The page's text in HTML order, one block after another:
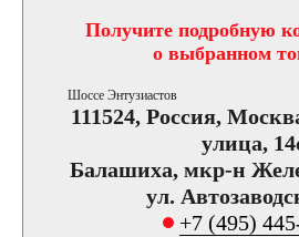
Получите подробную
о выбранном
Шоссе Энтузиастов
111524, Россия,
улица,
Балашиха, мкр-н
ул.
+7 (495)